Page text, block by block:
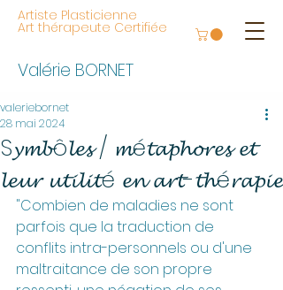
Valérie BORNET
Artiste Plasticienne
Art thérapeute Certifiée
S𝔂𝓶𝓫ô𝓵𝓮𝓼 / 𝓶é𝓽𝓪𝓹𝓱𝓸𝓻𝓮𝓼 𝓮𝓽
𝓵𝓮𝓾𝓻 𝓾𝓽𝓲𝓵𝓲𝓽é 𝓮𝓷 𝓪𝓻𝓽-𝓽𝓱é𝓻𝓪𝓹𝓲𝓮
valeriebornet
28 mai 2024
"Combien de maladies ne sont
parfois que la traduction de
conflits intra-personnels ou d'une
maltraitance de son propre